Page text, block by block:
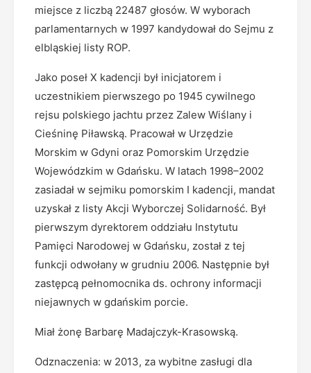
miejsce z liczbą 22487 głosów. W wyborach
parlamentarnych w 1997 kandydował do Sejmu z
elbląskiej listy ROP.
Jako poseł X kadencji był inicjatorem i
uczestnikiem pierwszego po 1945 cywilnego
rejsu polskiego jachtu przez Zalew Wiślany i
Cieśninę Piławską. Pracował w Urzędzie
Morskim w Gdyni oraz Pomorskim Urzędzie
Wojewódzkim w Gdańsku. W latach 1998–2002
zasiadał w sejmiku pomorskim I kadencji, mandat
uzyskał z listy Akcji Wyborczej Solidarność. Był
pierwszym dyrektorem oddziału Instytutu
Pamięci Narodowej w Gdańsku, został z tej
funkcji odwołany w grudniu 2006. Następnie był
zastępcą pełnomocnika ds. ochrony informacji
niejawnych w gdańskim porcie.
Miał żonę Barbarę Madajczyk-Krasowską.
Odznaczenia: w 2013, za wybitne zasługi dla